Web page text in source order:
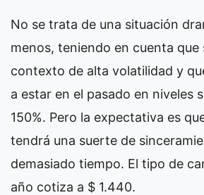
No se trata de una situación
menos, teniendo en cuenta que
contexto de alta volatilidad y
a estar en el pasado en niveles
150%. Pero la expectativa es
tendrá una suerte de
demasiado tiempo. El tipo de
año cotiza a $ 1.440.